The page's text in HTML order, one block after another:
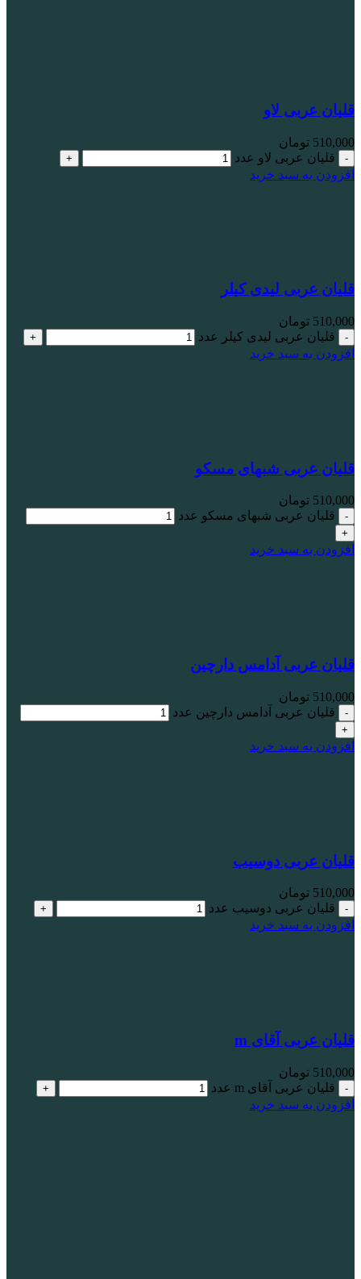
قلیان عربی لاو
510,000 تومان
قلیان عربی لاو عدد
افزودن به سبد خرید
قلیان عربی لیدی کیلر
510,000 تومان
قلیان عربی لیدی کیلر عدد
افزودن به سبد خرید
قلیان عربی شبهای مسکو
510,000 تومان
قلیان عربی شبهای مسکو عدد
افزودن به سبد خرید
قلیان عربی آدامس دارچین
510,000 تومان
قلیان عربی آدامس دارچین عدد
افزودن به سبد خرید
قلیان عربی دوسیب
510,000 تومان
قلیان عربی دوسیب عدد
افزودن به سبد خرید
قلیان عربی آقای m
510,000 تومان
قلیان عربی آقای m عدد
افزودن به سبد خرید